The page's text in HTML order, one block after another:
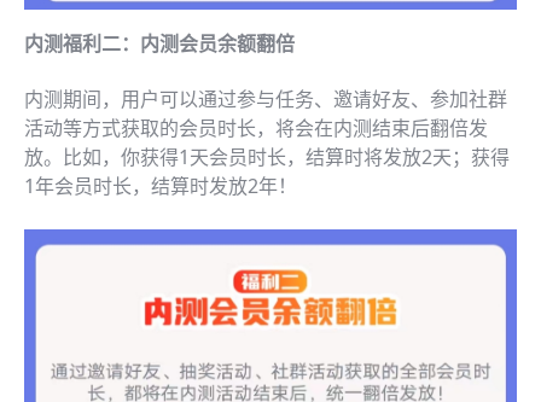
内测福利二：内测会员余额翻倍
内测期间，用户可以通过参与任务、邀请好友、参加社群
活动等方式获取的会员时长，将会在内测结束后翻倍发
放。比如，你获得1天会员时长，结算时将发放2天；获得
1年会员时长，结算时发放2年！